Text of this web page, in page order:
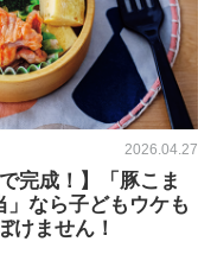
2026.04.27
完成！】「豚こま
なら子どもウケも
けません！